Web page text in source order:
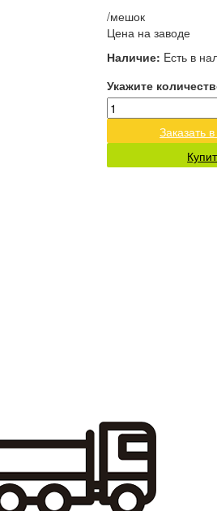
/мешок
Цена на заводе
Наличие: Eсть в
Укажите
Заказать